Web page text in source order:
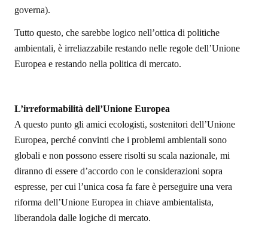
governa).
Tutto questo, che sarebbe logico nell’ottica di politiche
ambientali, è irreliazzabile restando nelle regole dell’Unione
Europea e restando nella politica di mercato.
L’irreformabilità dell’Unione Europea
A questo punto gli amici ecologisti, sostenitori dell’Unione
Europea, perché convinti che i problemi ambientali sono
globali e non possono essere risolti su scala nazionale, mi
diranno di essere d’accordo con le considerazioni sopra
espresse, per cui l’unica cosa fa fare è perseguire una vera
riforma dell’Unione Europea in chiave ambientalista,
liberandola dalle logiche di mercato.